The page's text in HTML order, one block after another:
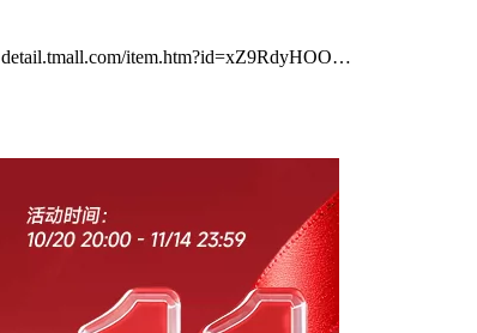
detail.tmall.com/item.htm?id=xZ9RdyHOO…